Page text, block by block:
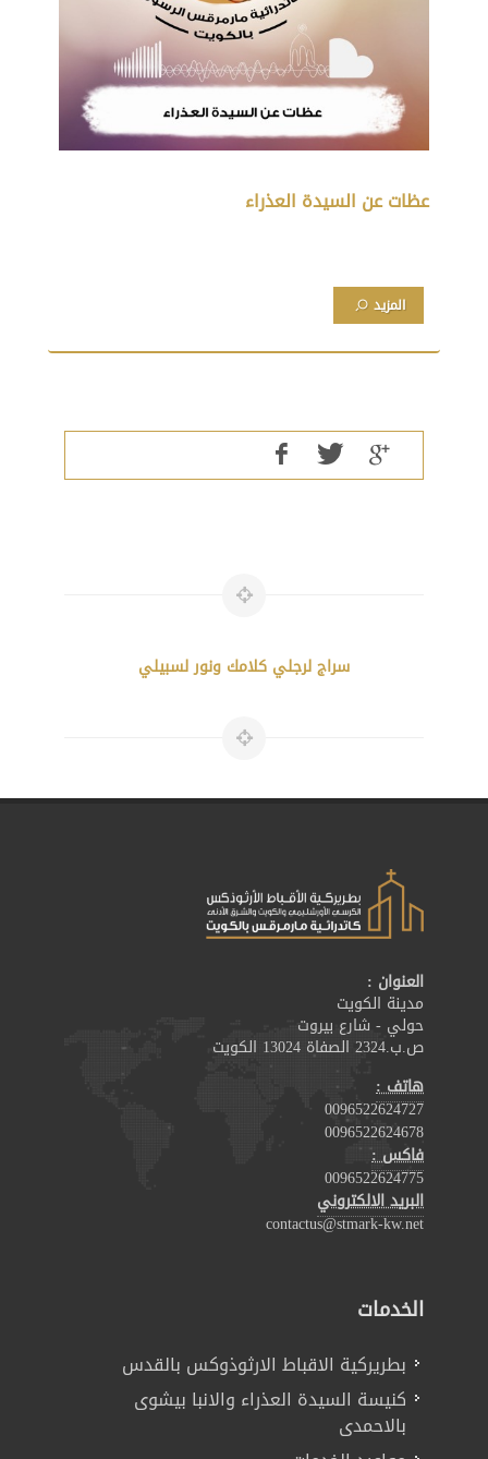
عظات عن السيدة العذراء
المزيد
سراج لرجلي كلامك ونور لسبيلي
العنوان :
مدينة الكويت
حولي - شارع بيروت
ص.ب.2324 الصفاة 13024 الكويت
هاتف :
0096522624727
0096522624678
فاكس :
0096522624775
البريد الالكتروني
contactus@stmark-kw.net
الخدمات
بطريركية الاقباط الارثوذوكس بالقدس
كنيسة السيدة العذراء والانبا بيشوى
بالاحمدى